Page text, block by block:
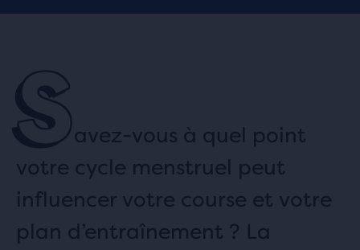
Savez-vous à quel point
votre cycle menstruel peut
influencer votre course et votre
plan d’entraînement ? La